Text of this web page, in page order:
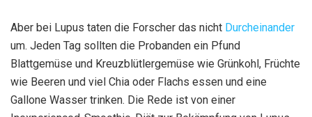
Aber bei Lupus taten die Forscher das nicht Durcheinander
um. Jeden Tag sollten die Probanden ein Pfund
Blattgemüse und Kreuzblütlergemüse wie Grünkohl, Früchte
wie Beeren und viel Chia oder Flachs essen und eine
Gallone Wasser trinken. Die Rede ist von einer